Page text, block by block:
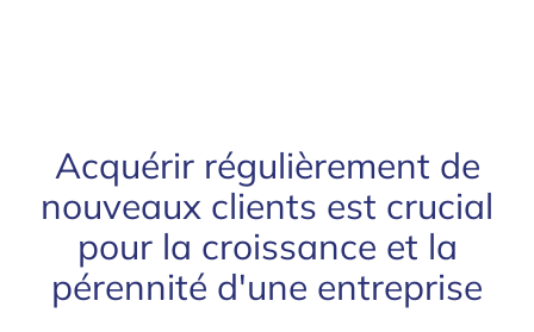
Acquérir régulièrement de
nouveaux clients est crucial
pour la croissance et la
pérennité d'une entreprise